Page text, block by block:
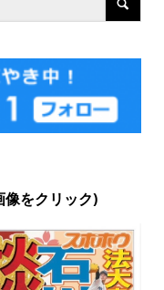
像をクリック)